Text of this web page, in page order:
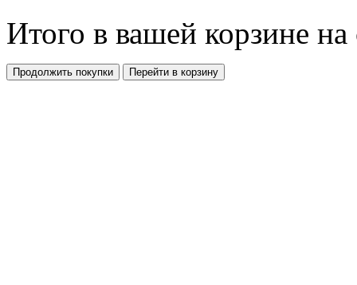
Итого в вашей корзине
Продолжить покупки Перейти в корзину